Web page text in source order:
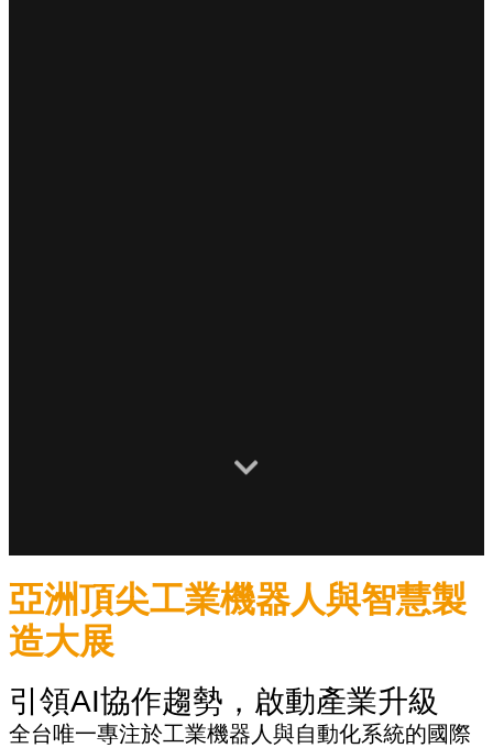
亞洲頂尖工業機器人與智慧製
造大展
引領AI協作趨勢，啟動產業升級
全台唯一專注於工業機器人與自動化系統的國際